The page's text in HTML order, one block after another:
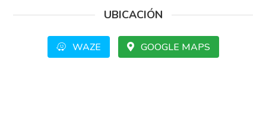
UBICACIÓN
WAZE GOOGLE MAPS